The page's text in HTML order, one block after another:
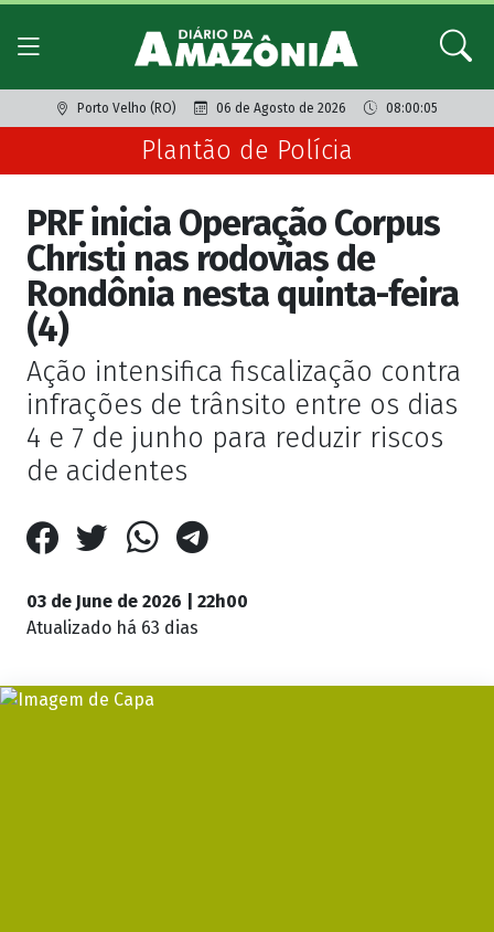
Porto Velho (RO) 06 de Agosto de 2026 08:00:05
Plantão de Polícia
PRF inicia Operação Corpus
Christi nas rodovias de
Rondônia nesta quinta-feira
(4)
Ação intensifica fiscalização contra
infrações de trânsito entre os dias
4 e 7 de junho para reduzir riscos
de acidentes
03 de June de 2026 | 22h00
Atualizado há 63 dias